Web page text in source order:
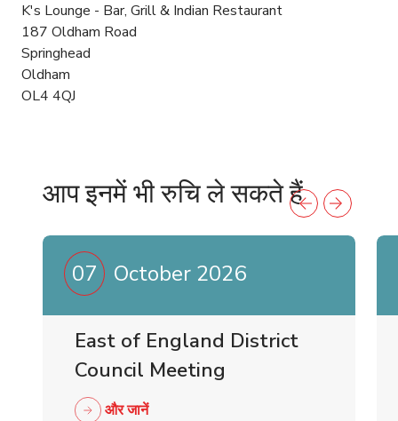
K's Lounge - Bar, Grill & Indian Restaurant
187 Oldham Road
Springhead
Oldham
OL4 4QJ
आप इनमें भी रुचि ले सकते हैं
07 October 2026
East of England District
Council Meeting
और जानें